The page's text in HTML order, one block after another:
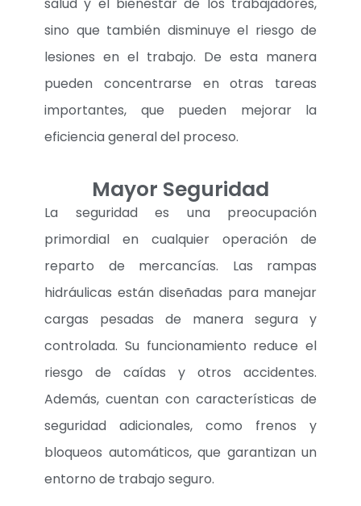
sino que también disminuye el riesgo de
lesiones en el trabajo. De esta manera
pueden concentrarse en otras tareas
importantes, que pueden mejorar la
eficiencia general del proceso.
Mayor Seguridad
La seguridad es una preocupación
primordial en cualquier operación de
reparto de mercancías. Las rampas
hidráulicas están diseñadas para manejar
cargas pesadas de manera segura y
controlada. Su funcionamiento reduce el
riesgo de caídas y otros accidentes.
Además, cuentan con características de
seguridad adicionales, como frenos y
bloqueos automáticos, que garantizan un
entorno de trabajo seguro.